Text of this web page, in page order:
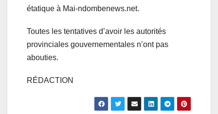
étatique à Mai-ndombenews.net.
Toutes les tentatives d’avoir les autorités
provinciales gouvernementales n’ont pas
abouties.
RÉDACTION